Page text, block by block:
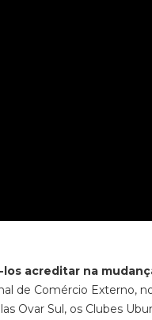
acreditar na
de Comércio Externo,
Ovar Sul, os Clubes